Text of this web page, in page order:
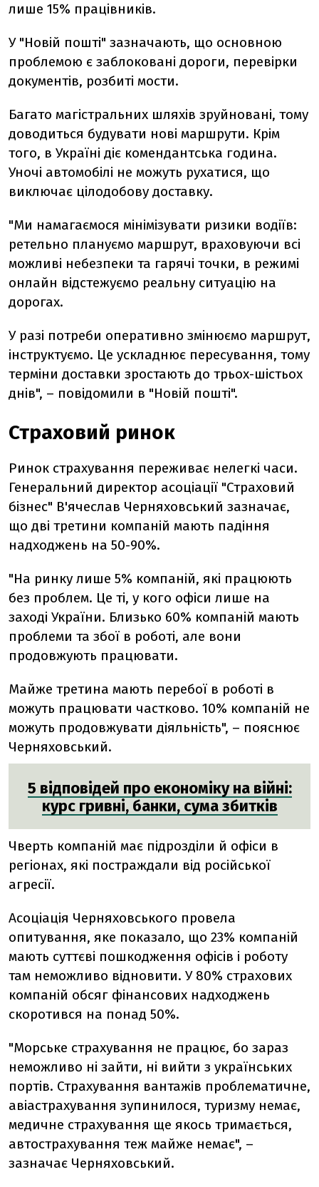
лише 15% працівників.
У "Новій пошті" зазначають, що основною
проблемою є заблоковані дороги, перевірки
документів, розбиті мости.
Багато магістральних шляхів зруйновані, тому
доводиться будувати нові маршрути. Крім
того, в Україні діє комендантська година.
Уночі автомобілі не можуть рухатися, що
виключає цілодобову доставку.
"Ми намагаємося мінімізувати ризики водіїв:
ретельно плануємо маршрут, враховуючи всі
можливі небезпеки та гарячі точки, в режимі
онлайн відстежуємо реальну ситуацію на
дорогах.
У разі потреби оперативно змінюємо маршрут,
інструктуємо. Це ускладнює пересування, тому
терміни доставки зростають до трьох-шістьох
днів", – повідомили в "Новій пошті".
Страховий ринок
Ринок страхування переживає нелегкі часи.
Генеральний директор асоціації "Страховий
бізнес" В'ячеслав Черняховський зазначає,
що дві третини компаній мають падіння
надходжень на 50-90%.
"На ринку лише 5% компаній, які працюють
без проблем. Це ті, у кого офіси лише на
заході України. Близько 60% компаній мають
проблеми та збої в роботі, але вони
продовжують працювати.
Майже третина мають перебої в роботі в
можуть працювати частково. 10% компаній не
можуть продовжувати діяльність", – пояснює
Черняховський.
5 відповідей про економіку на війні:
курс гривні, банки, сума збитків
Чверть компаній має підрозділи й офіси в
регіонах, які постраждали від російської
агресії.
Асоціація Черняховського провела
опитування, яке показало, що 23% компаній
мають суттєві пошкодження офісів і роботу
там неможливо відновити. У 80% страхових
компаній обсяг фінансових надходжень
скоротився на понад 50%.
"Морське страхування не працює, бо зараз
неможливо ні зайти, ні вийти з українських
портів. Страхування вантажів проблематичне,
авіастрахування зупинилося, туризму немає,
медичне страхування ще якось тримається,
автострахування теж майже немає", –
зазначає Черняховський.